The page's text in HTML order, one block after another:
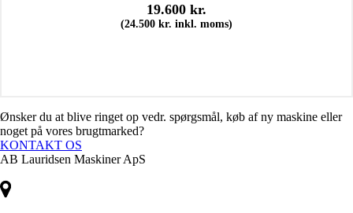
19.600 kr.
(24.500 kr. inkl. moms)
Ønsker du at blive ringet op vedr. spørgsmål, køb af ny maskine eller
noget på vores brugtmarked?
KONTAKT OS
AB Lauridsen Maskiner ApS